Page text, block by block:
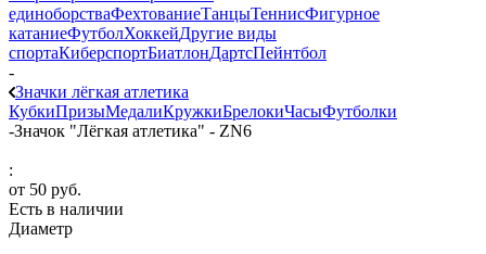
единоборстваФехтованиеТанцыТеннисФигурное
катаниеФутболХоккейДругие виды
спортаКиберспортБиатлонДартсПейнтбол
-
Значки лёгкая атлетика
КубкиПризыМедалиКружкиБрелокиЧасыФутболки
-Значок "Лёгкая атлетика" - ZN6
:
от 50 руб.
Есть в наличии
Диаметр